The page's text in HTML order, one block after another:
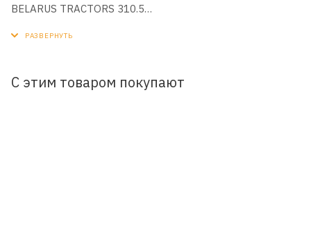
BELARUS TRACTORS 310.5
CASE CONSTRUCTION
С этим товаром покупают